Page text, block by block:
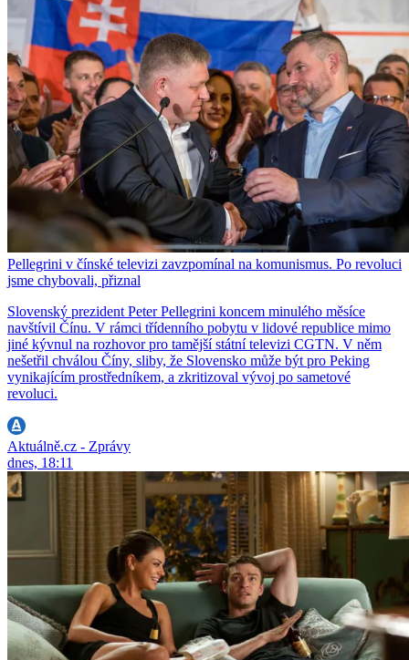
Pellegrini v čínské televizi zavzpomínal na komunismus. Po revoluci
jsme chybovali, přiznal
Slovenský prezident Peter Pellegrini koncem minulého měsíce
navštívil Čínu. V rámci třídenního pobytu v lidové republice mimo
jiné kývnul na rozhovor pro tamější státní televizi CGTN. V něm
nešetřil chválou Číny, sliby, že Slovensko může být pro Peking
vynikajícím prostředníkem, a zkritizoval vývoj po sametové
revoluci.
Aktuálně.cz - Zprávy
dnes, 18:11